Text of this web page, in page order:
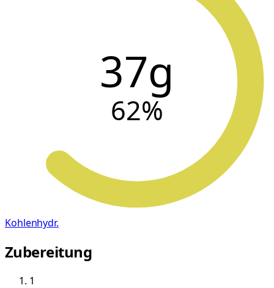
37g
62%
Kohlenhydr.
Zubereitung
1